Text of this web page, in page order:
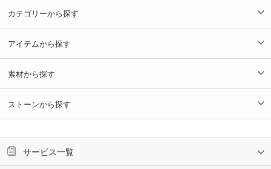
カテゴリーから探す
アイテムから探す
素材から探す
ストーンから探す
サービス一覧